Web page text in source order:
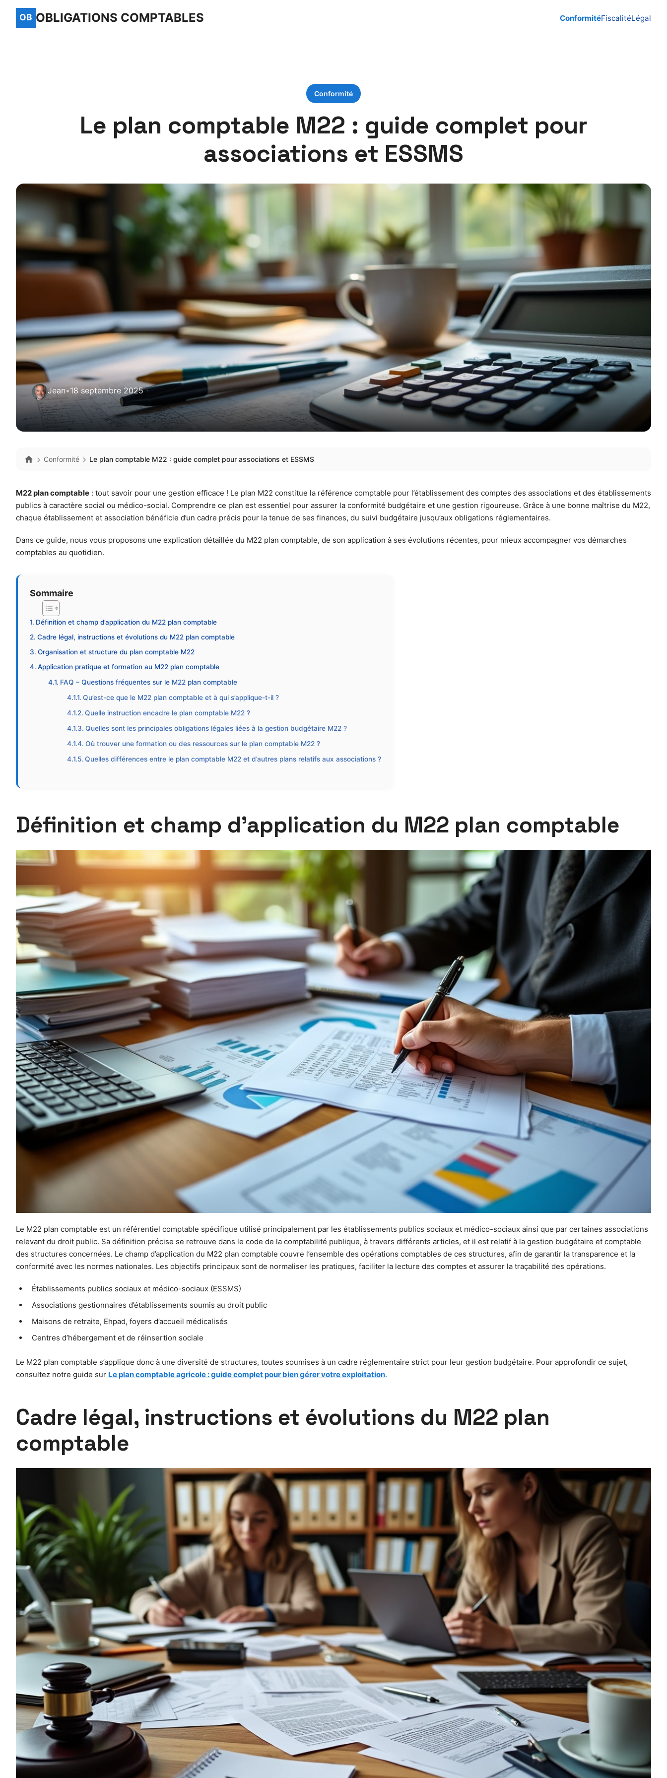
OBLIGATIONS COMPTABLES ConformitéFiscalitéLégal
Conformité
Le plan comptable M22 : guide complet pour
associations et ESSMS
Jean•18 septembre 2025
Conformité Le plan comptable M22 : guide complet pour associations et ESSMS
M22 plan comptable : tout savoir pour une gestion efficace ! Le plan M22 constitue la référence comptable pour l’établissement des comptes des associations et des établissements
publics à caractère social ou médico-social. Comprendre ce plan est essentiel pour assurer la conformité budgétaire et une gestion rigoureuse. Grâce à une bonne maîtrise du M22,
chaque établissement et association bénéficie d’un cadre précis pour la tenue de ses finances, du suivi budgétaire jusqu’aux obligations réglementaires.
Dans ce guide, nous vous proposons une explication détaillée du M22 plan comptable, de son application à ses évolutions récentes, pour mieux accompagner vos démarches
comptables au quotidien.
Sommaire
Définition et champ d’application du M22 plan comptable
Cadre légal, instructions et évolutions du M22 plan comptable
Organisation et structure du plan comptable M22
Application pratique et formation au M22 plan comptable
FAQ – Questions fréquentes sur le M22 plan comptable
Qu’est-ce que le M22 plan comptable et à qui s’applique-t-il ?
Quelle instruction encadre le plan comptable M22 ?
Quelles sont les principales obligations légales liées à la gestion budgétaire M22 ?
Où trouver une formation ou des ressources sur le plan comptable M22 ?
Quelles différences entre le plan comptable M22 et d’autres plans relatifs aux associations ?
Définition et champ d’application du M22 plan comptable
Le M22 plan comptable est un référentiel comptable spécifique utilisé principalement par les établissements publics sociaux et médico-sociaux ainsi que par certaines associations
relevant du droit public. Sa définition précise se retrouve dans le code de la comptabilité publique, à travers différents articles, et il est relatif à la gestion budgétaire et comptable
des structures concernées. Le champ d’application du M22 plan comptable couvre l’ensemble des opérations comptables de ces structures, afin de garantir la transparence et la
conformité avec les normes nationales. Les objectifs principaux sont de normaliser les pratiques, faciliter la lecture des comptes et assurer la traçabilité des opérations.
Établissements publics sociaux et médico-sociaux (ESSMS)
Associations gestionnaires d’établissements soumis au droit public
Maisons de retraite, Ehpad, foyers d’accueil médicalisés
Centres d’hébergement et de réinsertion sociale
Le M22 plan comptable s’applique donc à une diversité de structures, toutes soumises à un cadre réglementaire strict pour leur gestion budgétaire. Pour approfondir ce sujet,
consultez notre guide sur Le plan comptable agricole : guide complet pour bien gérer votre exploitation.
Cadre légal, instructions et évolutions du M22 plan
comptable